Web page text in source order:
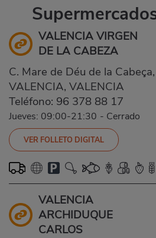
VALENCIA VIRGEN
DE LA CABEZA
C. Mare de Déu de la
VALENCIA, VALENCIA
Teléfono: 96 378 88 17
Jueves: 09:00-21:30 - Cerrado
VER FOLLETO DIGITAL
VALENCIA
ARCHIDUQUE
CARLOS